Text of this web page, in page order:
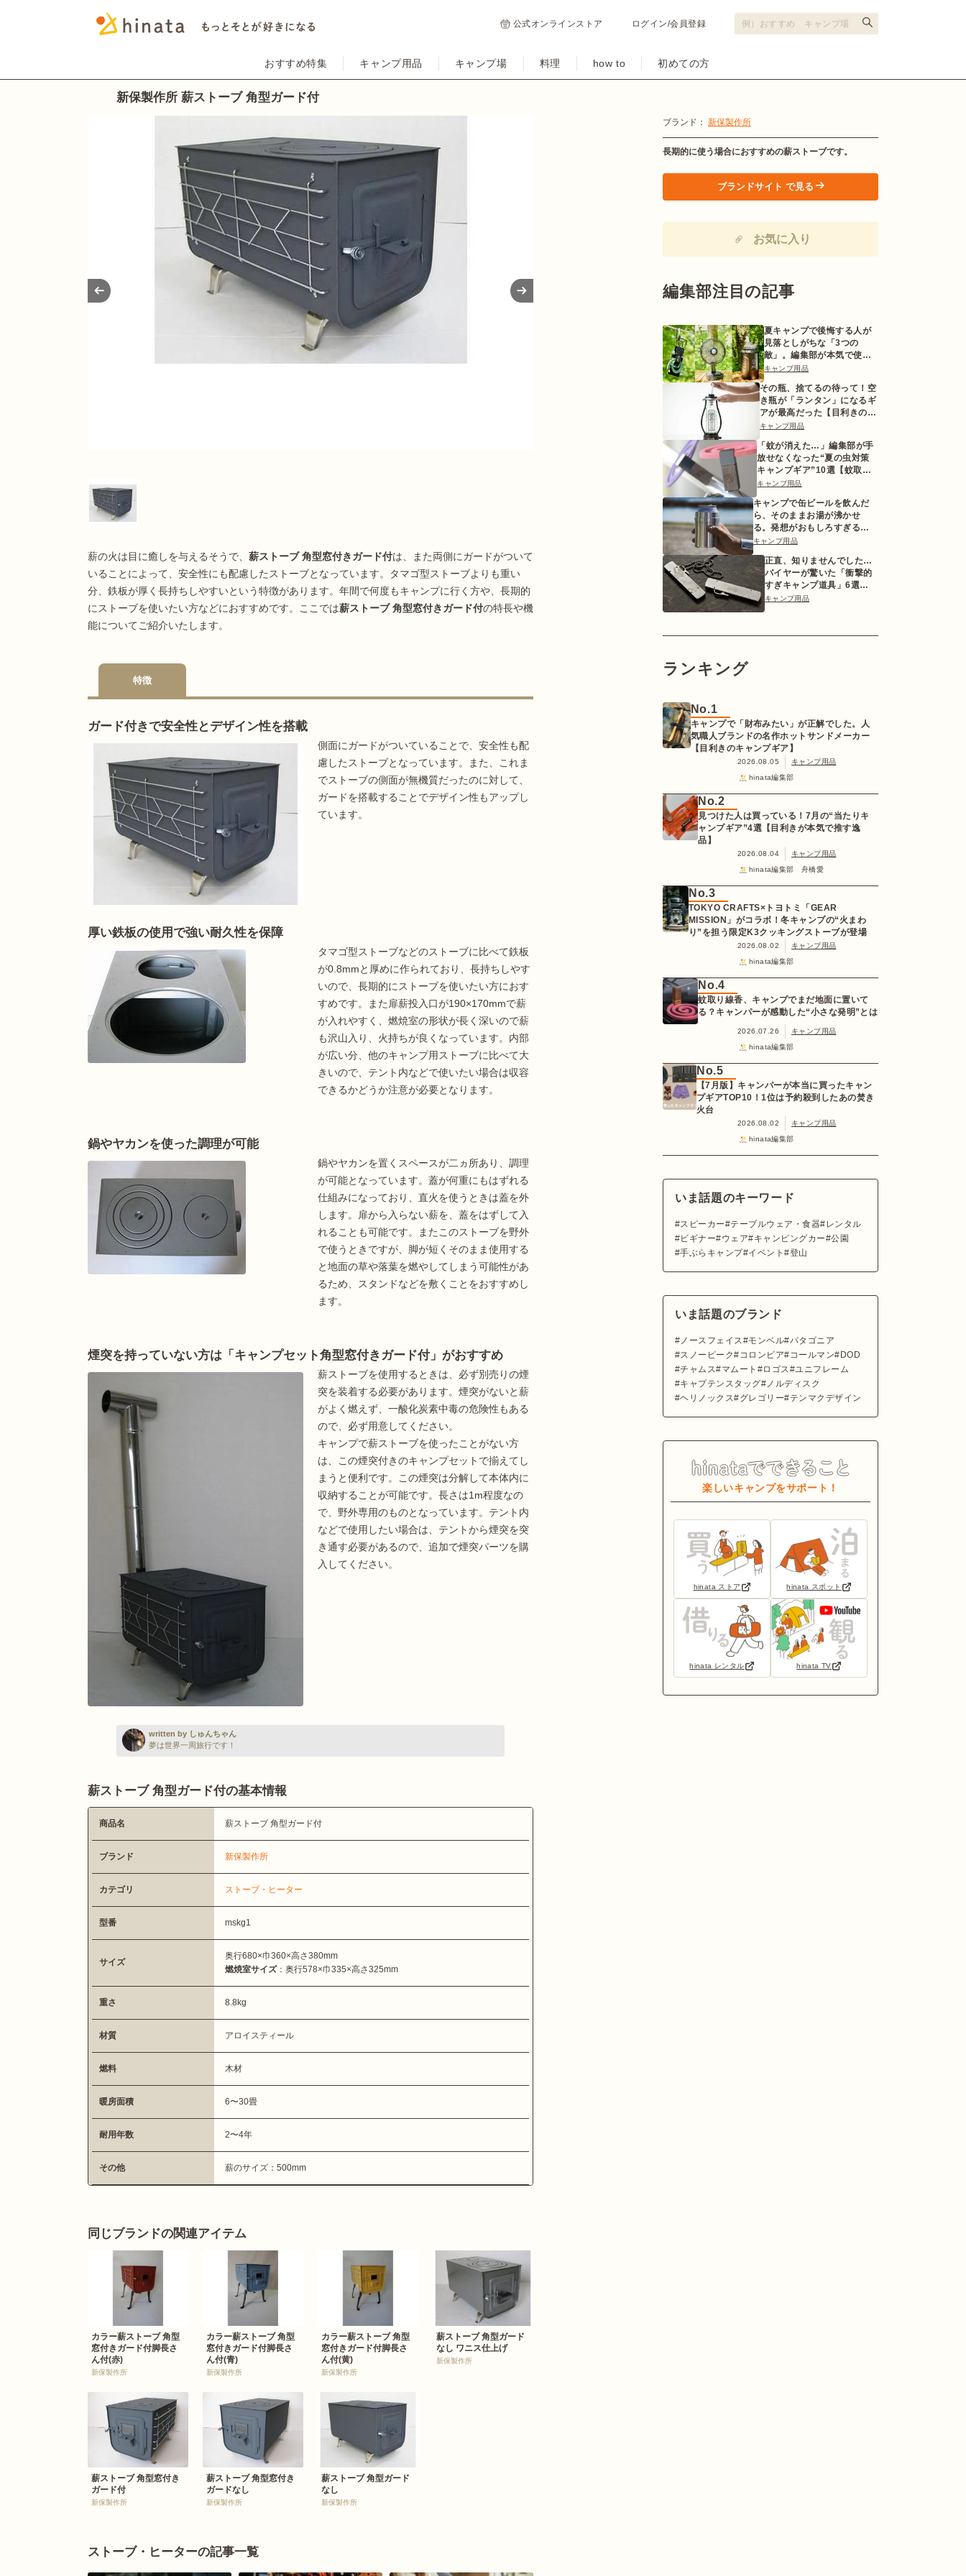
公式オンラインストア ログイン/会員登録
おすすめ特集 キャンプ用品 キャンプ場 料理 how to 初めての方
新保製作所 薪ストーブ 角型ガード付
薪の火は目に癒しを与えるそうで、 薪ストーブ 角型窓付きガード付は、また両側にガードがついて
いることによって、安全性にも配慮したストーブとなっています。タマゴ型ストーブよりも重い
分、鉄板が厚く長持ちしやすいという特徴があります。年間で何度もキャンプに行く方や、長期的
にストーブを使いたい方などにおすすめです。ここでは薪ストーブ 角型窓付きガード付の特長や機
能についてご紹介いたします。
特徴
ガード付きで安全性とデザイン性を搭載
側面にガードがついていることで、安全性も配
慮したストーブとなっています。また、これま
でストーブの側面が無機質だったのに対して、
ガードを搭載することでデザイン性もアップし
ています。
厚い鉄板の使用で強い耐久性を保障
タマゴ型ストーブなどのストーブに比べて鉄板
が0.8mmと厚めに作られており、長持ちしやす
いので、長期的にストーブを使いたい方におす
すめです。また扉薪投入口が190×170mmで薪
が入れやすく、燃焼室の形状が長く深いので薪
も沢山入り、火持ちが良くなっています。内部
が広い分、他のキャンプ用ストーブに比べて大
きいので、テント内などで使いたい場合は収容
できるかどうか注意が必要となります。
鍋やヤカンを使った調理が可能
鍋やヤカンを置くスペースが二ヵ所あり、調理
が可能となっています。蓋が何重にもはずれる
仕組みになっており、直火を使うときは蓋を外
します。扉から入らない薪を、蓋をはずして入
れることも可能です。またこのストーブを野外
で使うときですが、脚が短くそのまま使用する
と地面の草や落葉を燃やしてしまう可能性があ
るため、スタンドなどを敷くことをおすすめし
ます。
煙突を持っていない方は「キャンプセット角型窓付きガード付」がおすすめ
薪ストーブを使用するときは、必ず別売りの煙
突を装着する必要があります。煙突がないと薪
がよく燃えず、一酸化炭素中毒の危険性もある
ので、必ず用意してください。
キャンプで薪ストーブを使ったことがない方
は、この煙突付きのキャンプセットで揃えてし
まうと便利です。この煙突は分解して本体内に
収納することが可能です。長さは1m程度なの
で、野外専用のものとなっています。テント内
などで使用したい場合は、テントから煙突を突
き通す必要があるので、追加で煙突パーツを購
入してください。
written by しゅんちゃん
夢は世界一周旅行です！
薪ストーブ 角型ガード付の基本情報
商品名 薪ストーブ 角型ガード付
ブランド 新保製作所
カテゴリ ストーブ・ヒーター
型番 mskg1
サイズ
奥行680×巾360×高さ380mm
燃焼室サイズ：奥行578×巾335×高さ325mm
重さ 8.8kg
材質 アロイスティール
燃料 木材
暖房面積 6〜30畳
耐用年数 2〜4年
その他 薪のサイズ：500mm
同じブランドの関連アイテム
カラー薪ストーブ 角型
窓付きガード付脚長さ
ん付(赤)
新保製作所
カラー薪ストーブ 角型
窓付きガード付脚長さ
ん付(青)
新保製作所
カラー薪ストーブ 角型
窓付きガード付脚長さ
ん付(黄)
新保製作所
薪ストーブ 角型ガード
なし ワニス仕上げ
新保製作所
薪ストーブ 角型窓付き
ガード付
新保製作所
薪ストーブ 角型窓付き
ガードなし
新保製作所
薪ストーブ 角型ガード
なし
新保製作所
ストーブ・ヒーターの記事一覧
ブランド： 新保製作所
長期的に使う場合におすすめの薪ストーブです。
ブランドサイト で見る
お気に入り
編集部注目の記事
夏キャンプで後悔する人が
見落としがちな「3つの
敵」。編集部が本気で使っ
た対策ギアとは
キャンプ用品
その瓶、捨てるの待って！空
き瓶が「ランタン」になるギ
アが最高だった【目利きのキ
ャンプギア】
キャンプ用品
「蚊が消えた…」編集部が手
放せなくなった“夏の虫対策
キャンプギア”10選【蚊取り
線香ホルダーetc.】
キャンプ用品
キャンプで缶ビールを飲んだ
ら、そのままお湯が沸かせ
る。発想がおもしろすぎるギ
ア【目利きのキャンプギア】
キャンプ用品
正直、知りませんでした…
バイヤーが驚いた「衝撃的
すぎキャンプ道具」6選
【2026年版】
キャンプ用品
ランキング
No.1
キャンプで「財布みたい」が正解でした。人
気職人ブランドの名作ホットサンドメーカー
【目利きのキャンプギア】
2026.08.05
キャンプ用品
hinata編集部
No.2
見つけた人は買っている！7月の“当たりキ
ャンプギア”4選【目利きが本気で推す逸
品】
2026.08.04
キャンプ用品
hinata編集部 舟橋愛
No.3
TOKYO CRAFTS×トヨトミ「GEAR
MISSION」がコラボ！冬キャンプの“火まわ
り”を担う限定K3クッキングストーブが登場
2026.08.02
キャンプ用品
hinata編集部
No.4
蚊取り線香、キャンプでまだ地面に置いて
る？キャンパーが感動した“小さな発明”とは
2026.07.26
キャンプ用品
hinata編集部
No.5
【7月版】キャンパーが本当に買ったキャン
プギアTOP10！1位は予約殺到したあの焚き
火台
2026.08.02
キャンプ用品
hinata編集部
いま話題のキーワード
スピーカー テーブルウェア・食器
レンタル
ビギナー
ウェア キャンピングカー
公園
手ぶらキャンプ イベント 登山
いま話題のブランド
ノースフェイス モンベル パタゴニア
スノーピーク
コロンビア コールマン
DOD
チャムス
マムート ロゴス
ユニフレーム
キャプテンスタッグ
ノルディスク
ヘリノックス
グレゴリー テンマクデザイン
楽しいキャンプをサポート！
hinata ストア hinata スポット
hinata レンタル hinata TV